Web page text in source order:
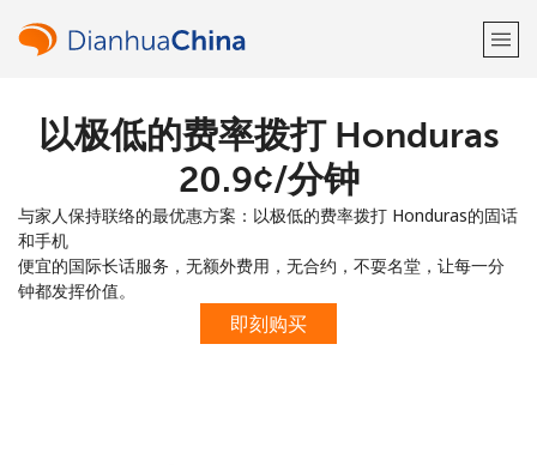
欢迎！
已经有账户了 请登录 →
注册使用
以极低的费率拨打 Honduras
⁦20.9¢⁩/分钟
与家人保持联络的最优惠方案：以极低的费率拨打 Honduras的固话
和手机
便宜的国际长话服务，无额外费用，无合约，不耍名堂，让每一分
钟都发挥价值。
即刻购买